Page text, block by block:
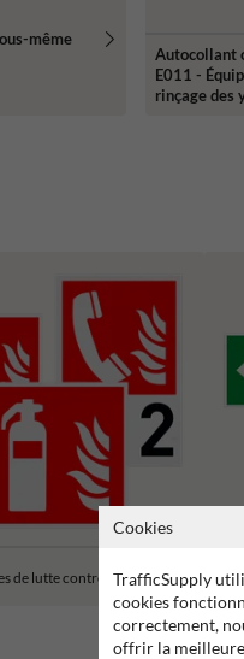
même
Autocollant
E011 -
rinçage des
de lutte contre l'incendie
Cookies
TrafficSupply
cookies
correctement,
offrir la